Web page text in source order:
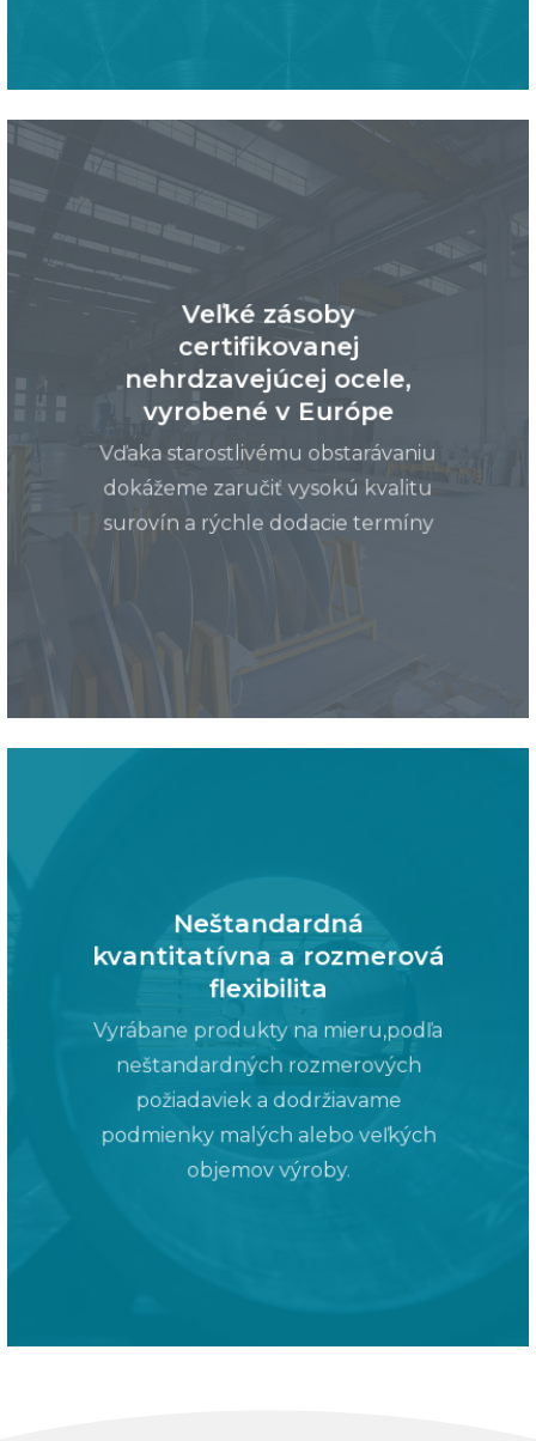
Veľké zásoby
certifikovanej
nehrdzavejúcej ocele,
vyrobené v Európe
Vďaka starostlivému obstarávaniu
dokážeme zaručiť vysokú kvalitu
surovín a rýchle dodacie termíny
Neštandardná
kvantitatívna a rozmerová
flexibilita
Vyrábane produkty na mieru,podľa
neštandardných rozmerových
požiadaviek a dodržiavame
podmienky malých alebo veľkých
objemov výroby.